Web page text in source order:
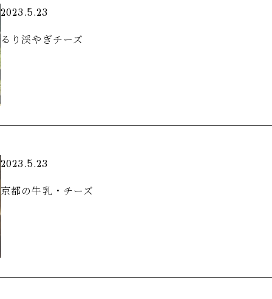
2023.5.23
るり渓やぎチーズ
2023.5.23
京都の牛乳・チーズ